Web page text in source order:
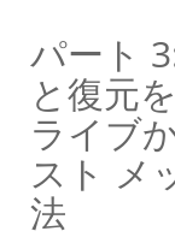
パート
と復元
ライブ
スト メ
法